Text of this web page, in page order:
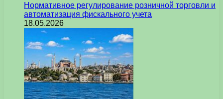
Нормативное регулирование розничной торговли и
автоматизация фискального учета
18.05.2026